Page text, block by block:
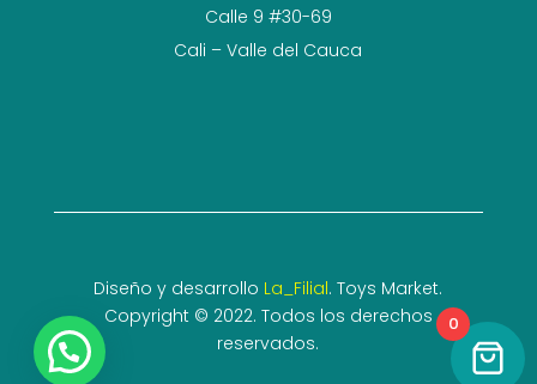
Calle 9 #30-69
Cali – Valle del Cauca
Diseño y desarrollo La_Filial. Toys Market.
Copyright © 2022. Todos los derechos
reservados.
0